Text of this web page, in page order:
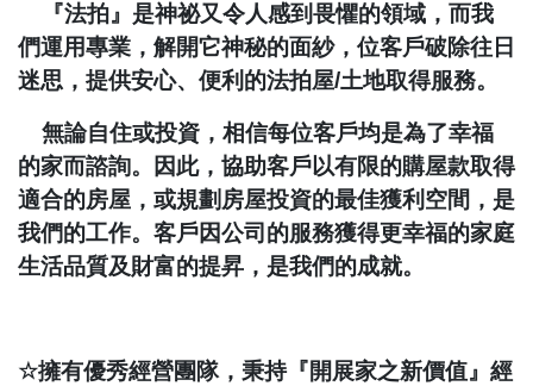
『法拍』是神祕又令人感到畏懼的領域，而我
們運用專業，解開它神秘的面紗，位客戶破除往日
迷思，提供安心、便利的法拍屋/土地取得服務。
無論自住或投資，相信每位客戶均是為了幸福
的家而諮詢。因此，協助客戶以有限的購屋款取得
適合的房屋，或規劃房屋投資的最佳獲利空間，是
我們的工作。客戶因公司的服務獲得更幸福的家庭
生活品質及財富的提昇，是我們的成就。
☆擁有優秀經營團隊，秉持『開展家之新價值』經